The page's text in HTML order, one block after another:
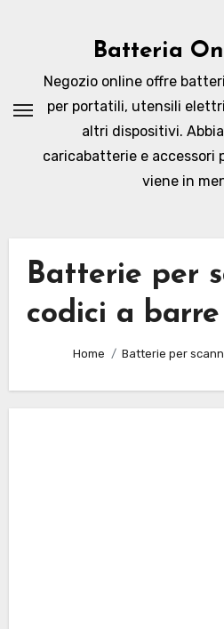
Batteria
Negozio online offre
per portatili, utensili
altri dispositivi.
caricabatterie e accessori
viene in
Batterie per
codici a barre
Home Batterie per